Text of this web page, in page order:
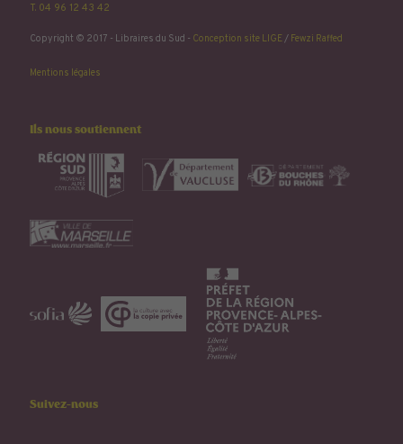
T. 04 96 12 43 42
Copyright © 2017 - Libraires du Sud - Conception site LIGE/ Fewzi Raffed
Mentions légales
Ils nous soutiennent
Suivez-nous